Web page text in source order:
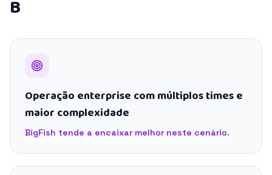
B
Operação enterprise com múltiplos times e
maior complexidade
BigFish tende a encaixar melhor neste cenário.